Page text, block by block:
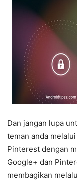
Dan jangan lupa
teman anda
Pinterest dengan
Google+ dan
membagikan